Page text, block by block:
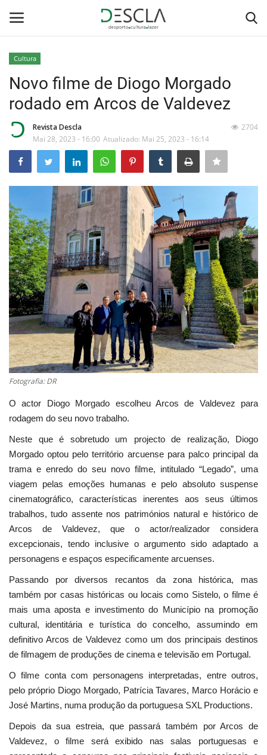
Home
...by Descla
Desporto
Contactos
Sobre Nós
Educação
Estatuto Editorial
Saúde
Ficha técnica
Cultura
Ambiente
Cultura
Novo filme de Diogo Morgado
rodado em Arcos de Valdevez
Revista Descla
Mai 28, 2023 - 16:00 Atualizado: Mai 25, 2023 - 16:14
2704
Fotografia: DR
O actor Diogo Morgado escolheu Arcos de Valdevez para
rodagem do seu novo trabalho.
Neste que é sobretudo um projecto de realização, Diogo
Morgado optou pelo território arcuense para palco principal da
trama e enredo do seu novo filme, intitulado “Legado”, uma
viagem pelas emoções humanas e pelo absoluto suspense
cinematográfico, características inerentes aos seus últimos
trabalhos, tudo assente nos patrimónios natural e histórico de
Arcos de Valdevez, que o actor/realizador considera
excepcionais, tendo inclusive o argumento sido adaptado a
personagens e espaços especificamente arcuenses.
Passando por diversos recantos da zona histórica, mas
também por casas históricas ou locais como Sistelo, o filme é
mais uma aposta e investimento do Município na promoção
cultural, identitária e turística do concelho, assumindo em
definitivo Arcos de Valdevez como um dos principais destinos
de filmagem de produções de cinema e televisão em Portugal.
O filme conta com personagens interpretadas, entre outros,
pelo próprio Diogo Morgado, Patrícia Tavares, Marco Horácio e
José Martins, numa produção da portuguesa SXL Productions.
Depois da sua estreia, que passará também por Arcos de
Valdevez, o filme será exibido nas salas portuguesas e